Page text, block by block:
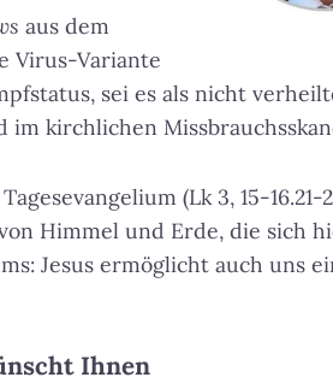
aus dem
Virus-Variante
sei es als nicht
kirchlichen
(Lk 3, 15-16.21-
Himmel und Erde, die sich
Jesus ermöglicht auch uns
Ihnen